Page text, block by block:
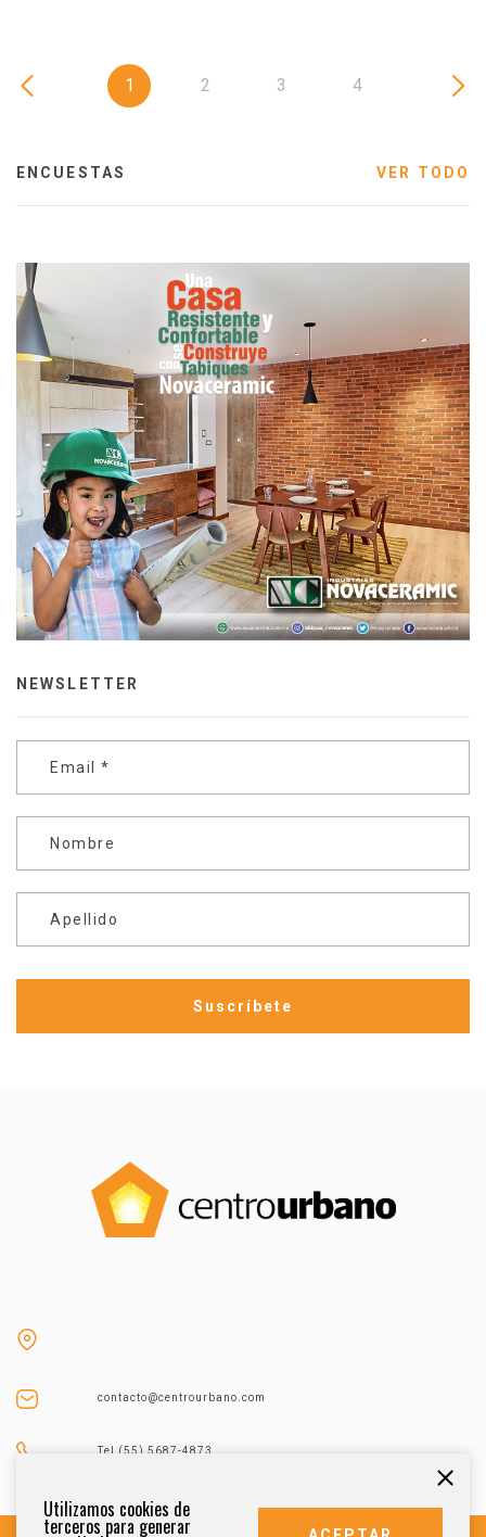
1 2 3 4
ENCUESTAS VER TODO
NEWSLETTER
Email *
Nombre
Apellido
contacto@centrourbano.com
Tel (55) 5687-4873
Utilizamos cookies de
terceros para generar